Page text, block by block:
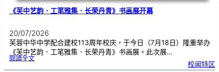
《芙中艺韵．工笔雅集．长荣丹青》书画展开幕
20/07/2026
芙蓉中华中学配合建校113周年校庆，于今日（7月18日）隆重举办
《芙中艺韵．工笔雅集．长荣丹青》书画展。此次展…
閱讀全文:《 校闻特区